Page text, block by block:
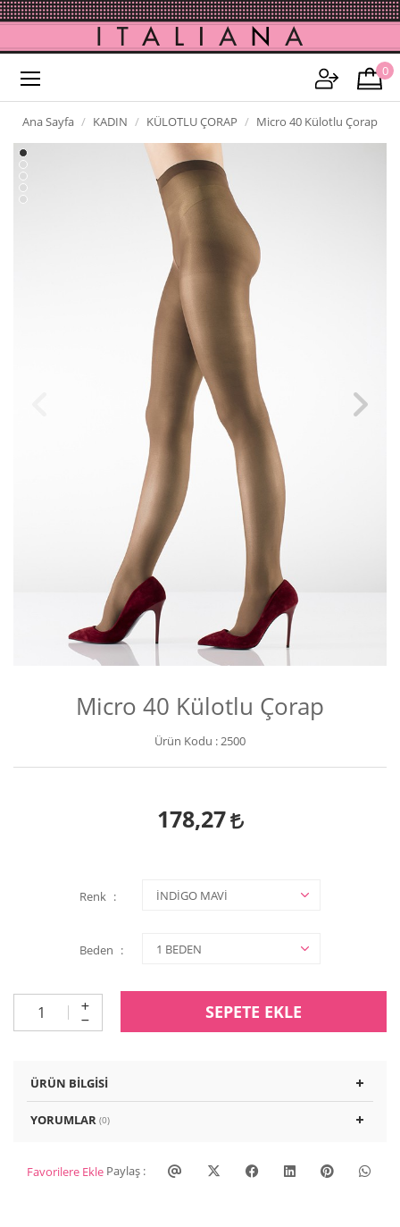
0
Ana Sayfa KADIN KÜLOTLU ÇORAP Micro 40 Külotlu Çorap
Micro 40 Külotlu Çorap
Ürün Kodu :2500
178,27
Renk
Beden
SEPETE EKLE
ÜRÜN BILGISI
YORUMLAR (0)
Favorilere Ekle Paylaş :